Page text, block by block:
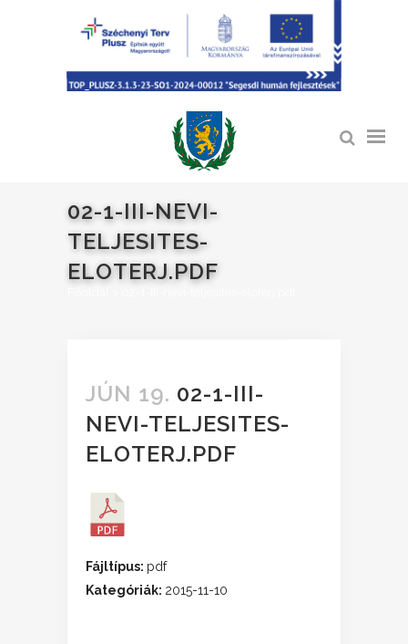
02-1-III-NEVI-
TELJESITES-
ELOTERJ.PDF
JÚN 19. 02-1-III-
NEVI-TELJESITES-
ELOTERJ.PDF
Fájltípus: pdf
Kategóriák: 2015-11-10